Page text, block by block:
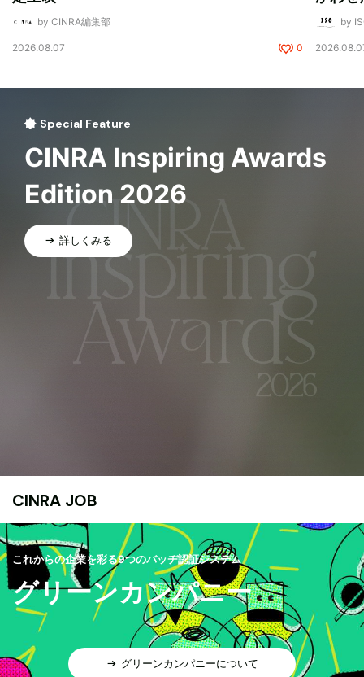
by CINRA編集部
2026.08.07 0
by
Special Feature
CINRA Inspiring Awards
Edition 2026
詳しくみる
CINRA JOB
これからの企業を彩る9つのバッヂ認証システム
グリーンカンパニー
グリーンカンパニーについて